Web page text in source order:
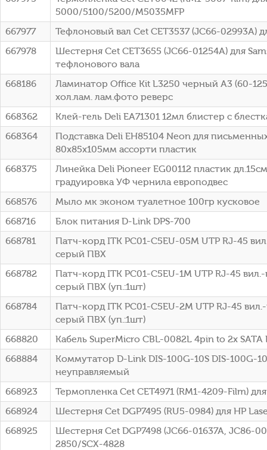
5000/5100/5200/M5035MFP
667977
Тефлоновый вал Cet CET3537 (JC66-02993A)
667978
Шестерня Cet CET3655 (JC66-01254A) для
тефлонового вала
668186
Ламинатор Office Kit L3250 черный A3 (60-
хол.лам. лам.фото реверс
668362
Клей-гель Deli EA71301 12мл блистер с
668364
Подставка Deli EH85104 Neon для
80x85x105мм ассорти пластик
668375
Линейка Deli Pioneer EG00112 пластик
градуировка УФ чернила европодвес
668576
Мыло мк эконом туалетное 100гр кусковое
668716
Блок питания D-Link DPS-700
668781
Патч-корд ITK PC01-C5EU-05M UTP RJ-45
серый ПВХ
668782
Патч-корд ITK PC01-C5EU-1M UTP RJ-45
серый ПВХ (уп.:1шт)
668784
Патч-корд ITK PC01-C5EU-2M UTP RJ-45
серый ПВХ (уп.:1шт)
668820
Кабель SuperMicro CBL-0082L 4pin to 2x SATA
668884
Коммутатор D-Link DIS-100G-10S DIS-100G-
неуправляемый
668923
Термопленка Cet CET4971 (RM1-4209-Film)
668924
Шестерня Cet DGP7495 (RU5-0984) для HP
668925
Шестерня Cet DGP7498 (JC66-01637A, JC86-
2850/SCX-4828